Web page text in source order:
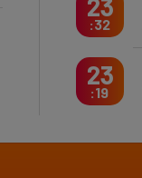
32
23
19